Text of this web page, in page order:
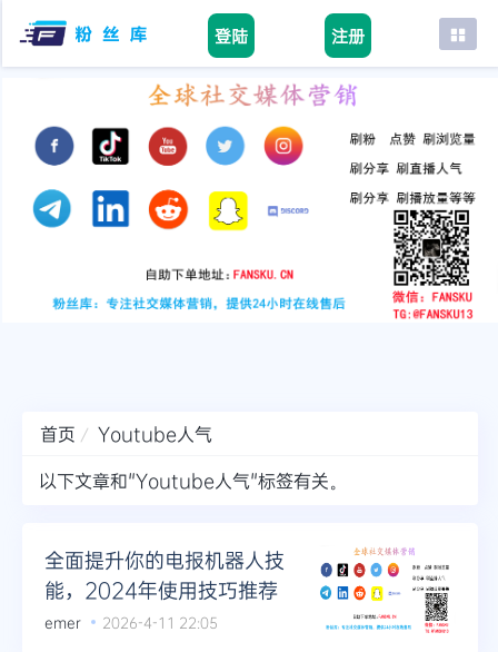
登陆 注册
首页
tiktok
youtube
instagram
首页
Youtube人气
以下文章和"Youtube人气"标签有关。
全面提升你的电报机器人技
能，2024年使用技巧推荐
emer 2026-4-11 22:05